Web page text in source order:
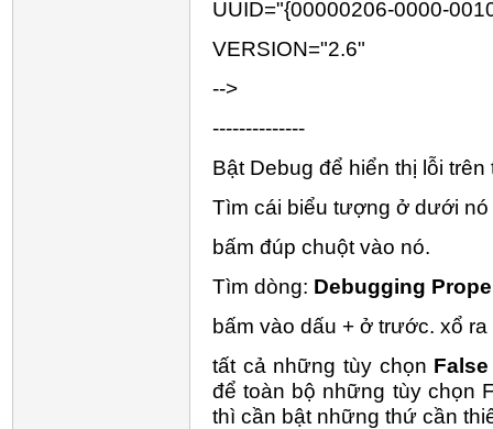
UUID="{00000206-0000-
VERSION="2.6"
-->
--------------
Bật Debug để hiển thị lỗi trên
Tìm cái biểu tượng ở dưới
bấm đúp chuột vào nó.
Tìm dòng: Debugging
bấm vào dấu + ở trước. xổ
tất cả những tùy chọn
để toàn bộ những tùy chọn
thì cần bật những thứ cần